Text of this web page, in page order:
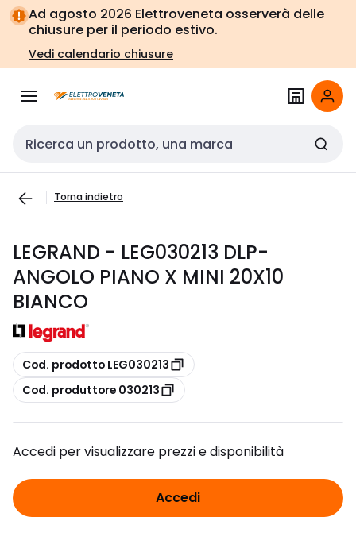
Vai alla
navigazione
Vai
alla
pagina
Ad agosto 2026 Elettroveneta osserverà delle
chiusure per il periodo estivo.
Vedi calendario chiusure
Cerca input
Torna indietro
LEGRAND - LEG030213 DLP-
ANGOLO PIANO X MINI 20X10
BIANCO
copia
Cod. prodotto LEG030213
copia
Cod. produttore 030213
Accedi per visualizzare prezzi e disponibilità
Accedi